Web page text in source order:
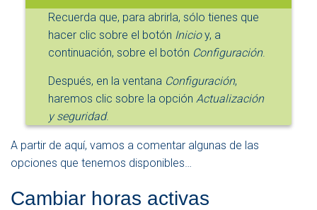
Recuerda que, para abrirla, sólo tienes que
hacer clic sobre el botón Inicioy, a
continuación, sobre el botón Configuración.
Después, en la ventana Configuración,
haremos clic sobre la opción Actualización
y seguridad.
A partir de aquí, vamos a comentar algunas de las
opciones que tenemos disponibles…
Cambiar horas activas